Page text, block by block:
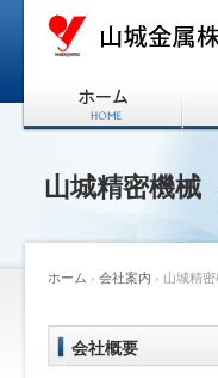
山城精密機械
ホーム › 会社案内 › 山城精
会社概要